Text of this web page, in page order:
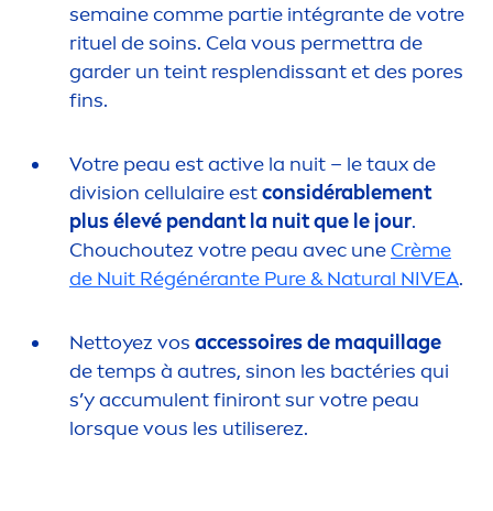
semaine comme partie intégrante de votre
rituel de soins. Cela vous permettra de
garder un teint resplendissant et des pores
fins.
Votre peau estactive la nuit – le taux de
division cellulaire estconsidérablement
plus élevé pendant la nuit que le jour.
Chouchoutez votre peau avec une Crème
de Nuit Régénérante Pure&Natural NIVEA.
Nettoyez vos accessoires de maquillage
de temps à autres, sinon les bactéries qui
s’y accumulent finiront sur votre peau
lorsque vous les utiliserez.